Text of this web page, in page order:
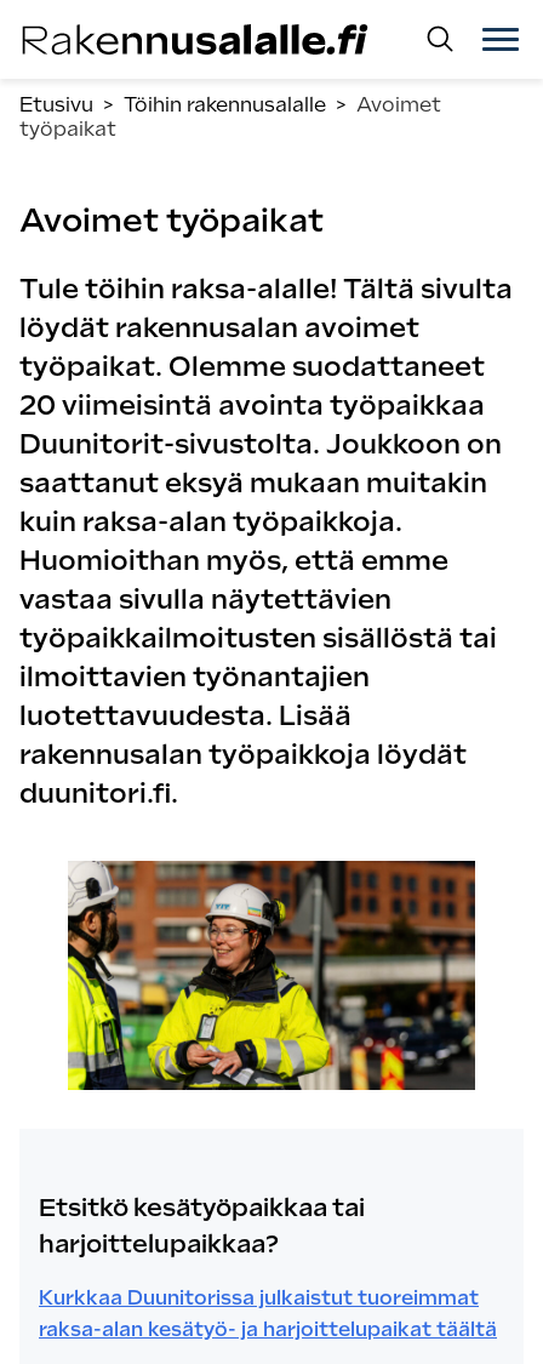
suoraan
sisältöön.
Etusivu > Töihin rakennusalalle > Avoimet
työpaikat
Avoimet työpaikat
Tule töihin raksa-alalle! Tältä sivulta
löydät rakennusalan avoimet
työpaikat. Olemme suodattaneet
20 viimeisintä avointa työpaikkaa
Duunitorit-sivustolta. Joukkoon on
saattanut eksyä mukaan muitakin
kuin raksa-alan työpaikkoja.
Huomioithan myös, että emme
vastaa sivulla näytettävien
työpaikkailmoitusten sisällöstä tai
ilmoittavien työnantajien
luotettavuudesta. Lisää
rakennusalan työpaikkoja löydät
duunitori.fi.
Etsitkö kesätyöpaikkaa tai
harjoittelupaikkaa?
Kurkkaa Duunitorissa julkaistut tuoreimmat
raksa-alan kesätyö- ja harjoittelupaikat täältä